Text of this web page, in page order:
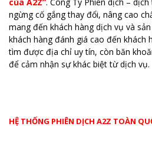
ngừng cố gắng thay đổi, nâng cao
mang đến khách hàng dịch vụ và
khách hàng đánh giá cao đến khách
tìm được địa chỉ uy tín, còn băn
để cảm nhận sự khác biệt từ dịch vụ.
HỆ THỐNG PHIÊN DỊCH A2Z TOÀN